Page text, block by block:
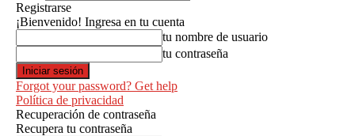
Registrarse
¡Bienvenido! Ingresa en tu cuenta
tu nombre de usuario
tu contraseña
Forgot your password? Get help
Política de privacidad
Recuperación de contraseña
Recupera tu contraseña